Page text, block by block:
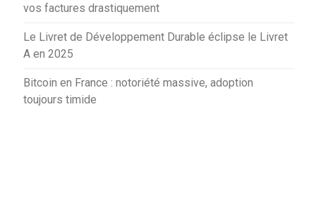
vos factures drastiquement
Le Livret de Développement Durable éclipse le Livret
A en 2025
Bitcoin en France : notoriété massive, adoption
toujours timide